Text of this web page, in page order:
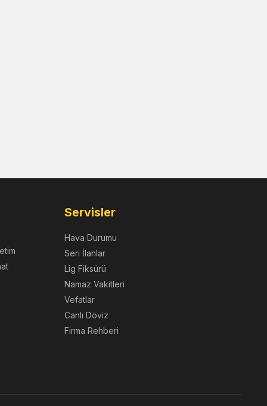
Servisler
Hava Durumu
Seri İlanlar
Lig Fiksürü
Namaz Vakitleri
Vefatlar
Canlı Döviz
Firma Rehberi